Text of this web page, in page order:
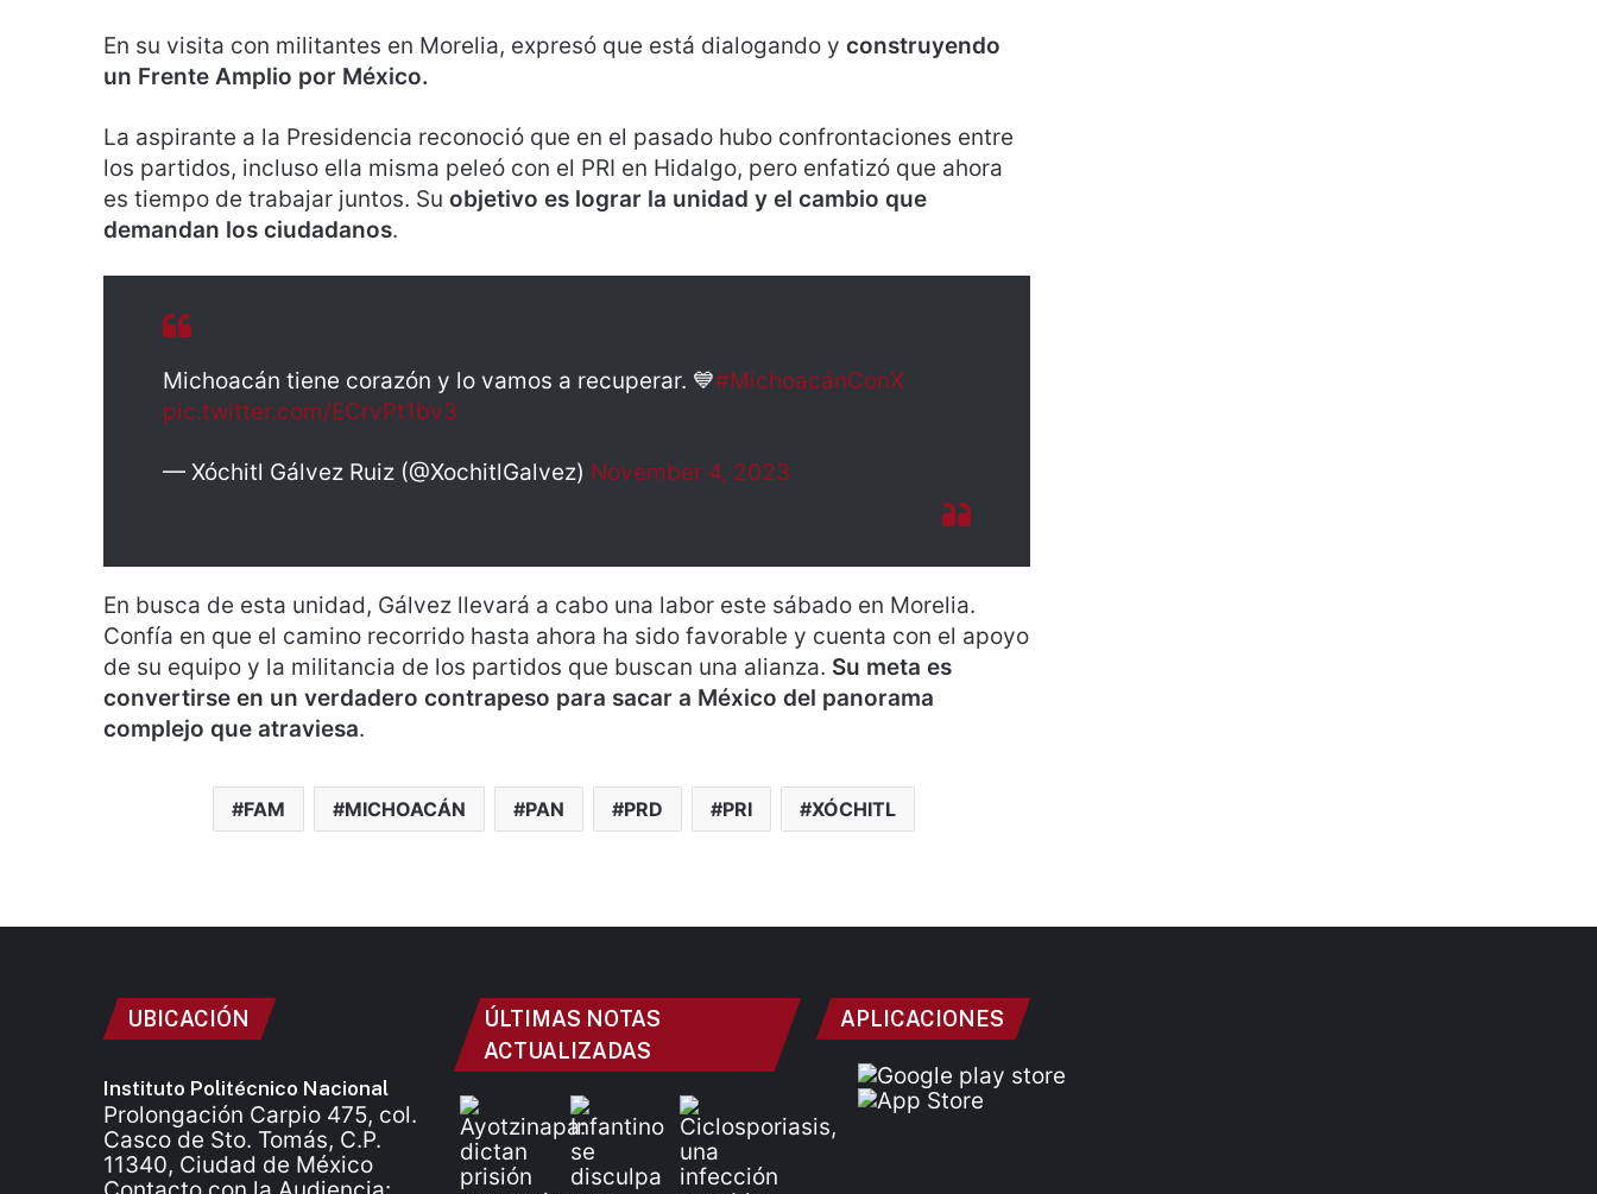
En su visita con militantes en Morelia, expresó que está dialogando y construyendo
un Frente Amplio por México.
La aspirante a la Presidencia reconoció que en el pasado hubo confrontaciones entre
los partidos, incluso ella misma peleó con el PRI en Hidalgo, pero enfatizó que ahora
es tiempo de trabajar juntos. Su objetivo es lograr la unidad y el cambio que
demandan los ciudadanos.
Michoacán tiene corazón y lo vamos a recuperar. 💙#MichoacánConX
pic.twitter.com/ECrvPt1bv3
— Xóchitl Gálvez Ruiz (@XochitlGalvez) November 4, 2023
En busca de esta unidad, Gálvez llevará a cabo una labor este sábado en Morelia.
Confía en que el camino recorrido hasta ahora ha sido favorable y cuenta con el apoyo
de su equipo y la militancia de los partidos que buscan una alianza. Su meta es
convertirse en un verdadero contrapeso para sacar a México del panorama
complejo que atraviesa.
FAM MICHOACÁN PAN PRD PRI XÓCHITL
UBICACIÓN
Instituto Politécnico Nacional
Prolongación Carpio 475, col.
Casco de Sto. Tomás, C.P.
11340, Ciudad de México
ÚLTIMAS NOTAS
ACTUALIZADAS
APLICACIONES